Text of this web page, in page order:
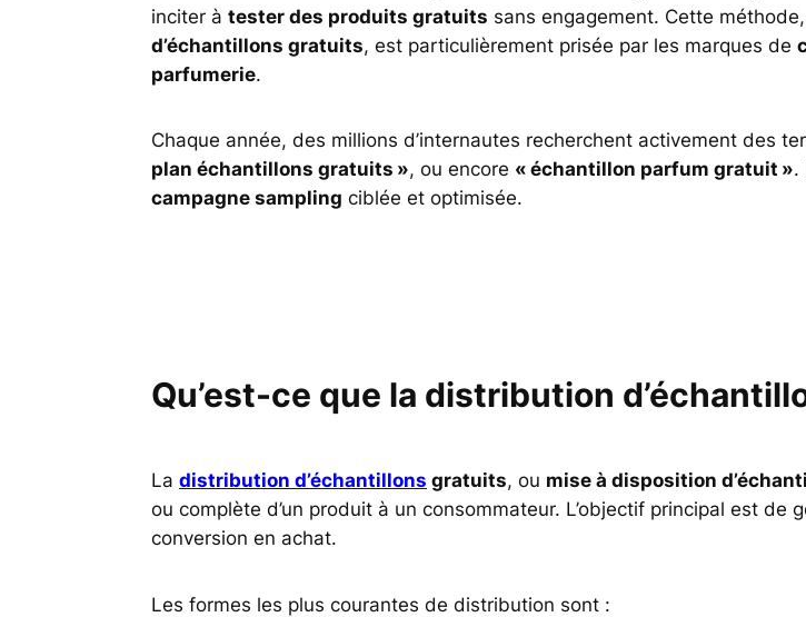
inciter à tester des produits gratuits sans engagement. Cette
d’échantillons gratuits, est particulièrement prisée par les marques de
parfumerie.
Chaque année, des millions d’internautes recherchent activement des
plan échantillons gratuits », ou encore « échantillon parfum gratuit ».
campagne sampling ciblée et optimisée.
Qu’est-ce que la distribution
La distribution d’échantillons gratuits, ou mise à disposition
ou complète d’un produit à un consommateur. L’objectif principal est de
conversion en achat.
Les formes les plus courantes de distribution sont :